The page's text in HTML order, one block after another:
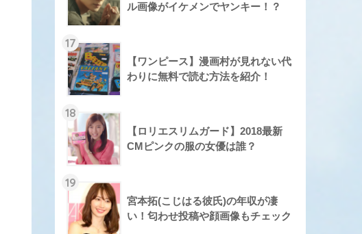
ル画像がイケメンでヤンキー！？
17
【ワンピース】漫画村が見れない代
わりに無料で読む方法を紹介！
18
【ロリエスリムガード】2018最新
CMピンクの服の女優は誰？
19
宮本拓(こじはる彼氏)の年収が凄
い！匂わせ投稿や顔画像もチェック